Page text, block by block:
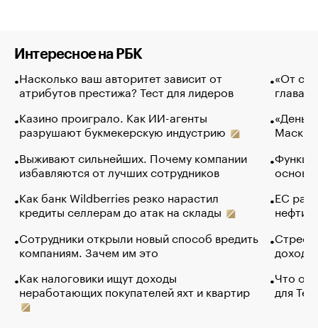
Интересное на РБК
Насколько ваш авторитет зависит от
атрибутов престижа? Тест для лидеров
Казино проиграло. Как ИИ-агенты
разрушают букмекерскую индустрию
Выживают сильнейших. Почему компании
избавляются от лучших сотрудников
Как банк Wildberries резко нарастил
кредиты селлерам до атак на склады
Сотрудники открыли новый способ вредить
компаниям. Зачем им это
Как налоговики ищут доходы
неработающих покупателей яхт и квартир
«От
глава
Маск в
основ
ЕС
нефти
Что
для